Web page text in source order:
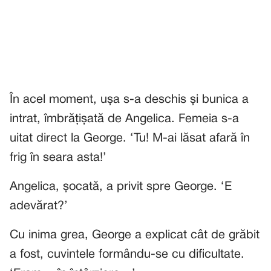
În acel moment, ușa s-a deschis și bunica a
intrat, îmbrățișată de Angelica. Femeia s-a
uitat direct la George. ‘Tu! M-ai lăsat afară în
frig în seara asta!’
Angelica, șocată, a privit spre George. ‘E
adevărat?’
Cu inima grea, George a explicat cât de grăbit
a fost, cuvintele formându-se cu dificultate.